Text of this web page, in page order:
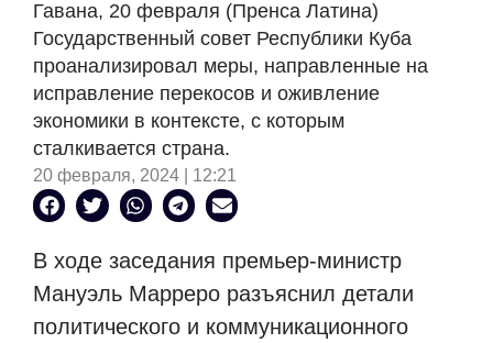
Гавана, 20 февраля (Пренса Латина)
Государственный совет Республики Куба
проанализировал меры, направленные на
исправление перекосов и оживление
экономики в контексте, с которым
сталкивается страна.
20 февраля, 2024 | 12:21
В ходе заседания премьер-министр
Мануэль Марреро разъяснил детали
политического и коммуникационного